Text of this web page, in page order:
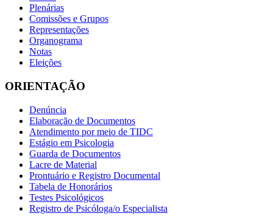
Plenárias
Comissões e Grupos
Representações
Organograma
Notas
Eleições
ORIENTAÇÃO
Denúncia
Elaboração de Documentos
Atendimento por meio de TIDC
Estágio em Psicologia
Guarda de Documentos
Lacre de Material
Prontuário e Registro Documental
Tabela de Honorários
Testes Psicológicos
Registro de Psicóloga/o Especialista